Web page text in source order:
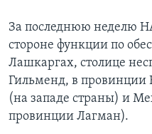
За последнюю неделю
стороне функции по
Лашкаргах, столице
Гильменд, в провинции
(на западе страны) и
провинции Лагман).